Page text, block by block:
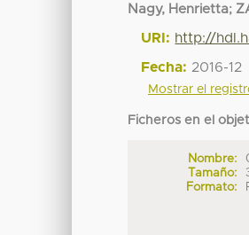
Nagy, Henrietta;
URI: http://
Fecha: 2016-12
Mostrar el
Ficheros en el
Nombre:
Tamaño:
Formato: